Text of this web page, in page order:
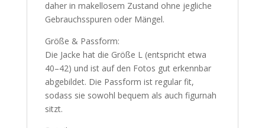
daher in makellosem Zustand ohne jegliche
Gebrauchsspuren oder Mängel.
Größe & Passform:
Die Jacke hat die Größe L (entspricht etwa
40–42) und ist auf den Fotos gut erkennbar
abgebildet. Die Passform ist regular fit,
sodass sie sowohl bequem als auch figurnah
sitzt.